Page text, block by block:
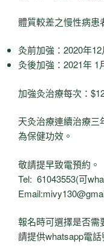
體質較差之慢性病患
灸前加強：2020年
灸後加強：2021年 1
加強灸治療每次：
天灸治療連續治療
為保健功效。
敬請提早致電預約。
Tel: 61043553(可
Email:
報名時可選擇是否需
請提供whatsapp電話